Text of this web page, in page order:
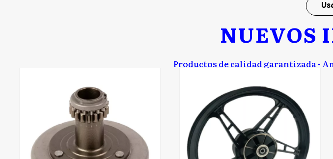
NUEVOS
Productos de calidad garantizada -